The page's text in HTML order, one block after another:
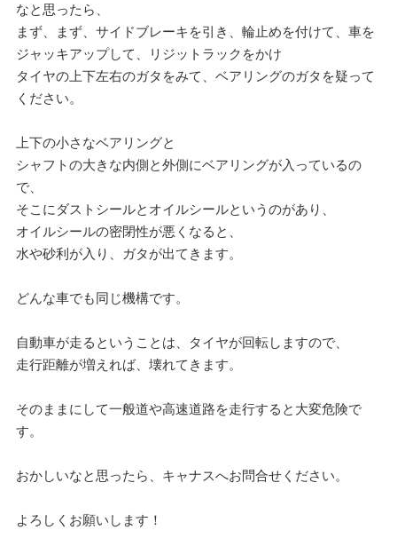
なと思ったら、
まず、まず、サイドブレーキを引き、輪止めを付けて、車を
ジャッキアップして、リジットラックをかけ
タイヤの上下左右のガタをみて、ベアリングのガタを疑って
ください。
上下の小さなベアリングと
シャフトの大きな内側と外側にベアリングが入っているの
で、
そこにダストシールとオイルシールというのがあり、
オイルシールの密閉性が悪くなると、
水や砂利が入り、ガタが出てきます。
どんな車でも同じ機構です。
自動車が走るということは、タイヤが回転しますので、
走行距離が増えれば、壊れてきます。
そのままにして一般道や高速道路を走行すると大変危険で
す。
おかしいなと思ったら、キャナスへお問合せください。
よろしくお願いします！